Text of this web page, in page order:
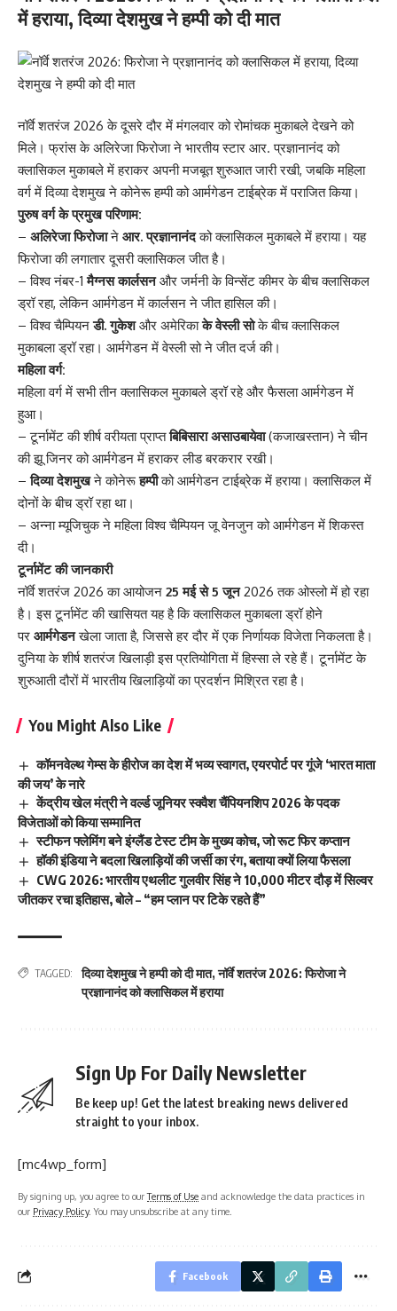
में हराया, दिव्या देशमुख ने हम्पी को दी मात
नॉर्वे शतरंज 2026 के दूसरे दौर में मंगलवार को रोमांचक मुकाबले देखने को
मिले। फ्रांस के अलिरेजा फिरोजा ने भारतीय स्टार आर. प्रज्ञानानंद को
क्लासिकल मुकाबले में हराकर अपनी मजबूत शुरुआत जारी रखी, जबकि महिला
वर्ग में दिव्या देशमुख ने कोनेरू हम्पी को आर्मगेडन टाईब्रेक में पराजित किया।
पुरुष वर्ग के प्रमुख परिणाम:
– अलिरेजा फिरोजाने आर. प्रज्ञानानंदको क्लासिकल मुकाबले में हराया। यह
फिरोजा की लगातार दूसरी क्लासिकल जीत है।
– विश्व नंबर-1मैग्नस कार्लसनऔर जर्मनी के विन्सेंट कीमर के बीच क्लासिकल
ड्रॉ रहा, लेकिन आर्मगेडन में कार्लसन ने जीत हासिल की।
– विश्व चैम्पियनडी. गुकेशऔर अमेरिकाके वेस्ली सोके बीच क्लासिकल
मुकाबला ड्रॉ रहा। आर्मगेडन में वेस्ली सो ने जीत दर्ज की।
महिला वर्ग:
महिला वर्ग में सभी तीन क्लासिकल मुकाबले ड्रॉ रहे और फैसला आर्मगेडन में
हुआ।
– टूर्नामेंट की शीर्ष वरीयता प्राप्तबिबिसारा असाउबायेवा(कजाखस्तान) ने चीन
की झू जिनर को आर्मगेडन में हराकर लीड बरकरार रखी।
–दिव्या देशमुखने कोनेरूहम्पीको आर्मगेडन टाईब्रेक में हराया। क्लासिकल में
दोनों के बीच ड्रॉ रहा था।
– अन्ना म्यूजिचुक ने महिला विश्व चैम्पियन जू वेनजुन को आर्मगेडन में शिकस्त
दी।
टूर्नामेंट की जानकारी
नॉर्वे शतरंज 2026 का आयोजन 25 मई से 5 जून2026 तक ओस्लो में हो रहा
है। इस टूर्नामेंट की खासियत यह है कि क्लासिकल मुकाबला ड्रॉ होने
पर आर्मगेडनखेला जाता है, जिससे हर दौर में एक निर्णायक विजेता निकलता है।
दुनिया के शीर्ष शतरंज खिलाड़ी इस प्रतियोगिता में हिस्सा ले रहे हैं। टूर्नामेंट के
शुरुआती दौरों में भारतीय खिलाड़ियों का प्रदर्शन मिश्रित रहा है।
You Might Also Like
कॉमनवेल्थ गेम्स के हीरोज का देश में भव्य स्वागत, एयरपोर्ट पर गूंजे ‘भारत माता
की जय’ के नारे
केंद्रीय खेल मंत्री ने वर्ल्ड जूनियर स्क्वैश चैंपियनशिप 2026 के पदक
विजेताओं को किया सम्मानित
स्टीफन फ्लेमिंग बने इंग्लैंड टेस्ट टीम के मुख्य कोच, जो रूट फिर कप्तान
हॉकी इंडिया ने बदला खिलाड़ियों की जर्सी का रंग, बताया क्यों लिया फैसला
CWG 2026: भारतीय एथलीट गुलवीर सिंह ने 10,000 मीटर दौड़ में सिल्वर
जीतकर रचा इतिहास, बोले – “हम प्लान पर टिके रहते हैं”
TAGGED: दिव्या देशमुख ने हम्पी को दी मात,नॉर्वे शतरंज 2026: फिरोजा ने
प्रज्ञानानंद को क्लासिकल में हराया
Sign Up For Daily Newsletter
Be keep up! Get the latest breaking news delivered
straight to your inbox.
[mc4wp_form]
By signing up, you agree to ourTerms of Use and acknowledge the data practices in
our Privacy Policy. You may unsubscribe at any time.
Facebook